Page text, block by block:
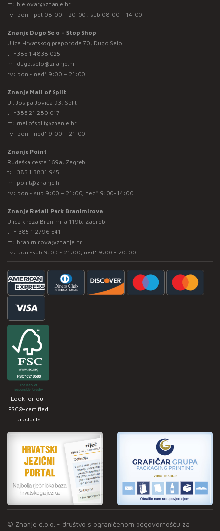
m: bjelovar@znanje.hr
rv: pon - pet 08:00 - 20:00 ; sub 08:00 - 14:00
Znanje Dugo Selo – Stop Shop
Ulica Hrvatskog preporoda 70, Dugo Selo
t: +385 1 4838 025
m: dugo.selo@znanje.hr
rv: pon - ned* 9:00 – 21:00
Znanje Mall of Split
Ul. Josipa Jovića 93, Split
t: +385 21 280 017
m: mallofsplit@znanje.hr
rv: pon - ned* 9:00 – 21:00
Znanje Point
Rudeška cesta 169a, Zagreb
t: +385 1 3831 945
m: point@znanje.hr
rv: pon - sub 9:00 – 21:00; ned* 9:00-14:00
Znanje Retail Park Branimirova
Ulica kneza Branimira 119b, Zagreb
t: + 385 1 2796 541
m: branimirova@znanje.hr
rv: pon -sub 9:00 - 21:00, ned* 9:00 - 20:00
Look for our
FSC®-certified
products
© Znanje d.o.o. - društvo s ograničenom odgovornošću za